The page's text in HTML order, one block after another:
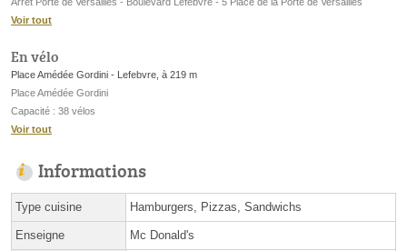
Voir tout
En vélo
Place Amédée Gordini - Lefebvre, à 219 m
Place Amédée Gordini
Capacité : 38 vélos
Voir tout
Informations
Type cuisine Hamburgers, Pizzas, Sandwichs
Enseigne Mc Donald's